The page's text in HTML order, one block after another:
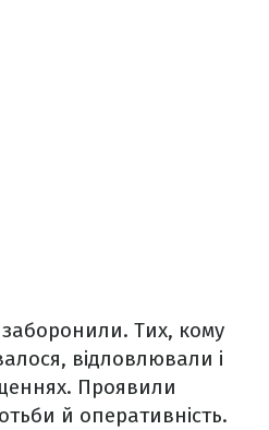
Тих, кому
відловлювали і
Проявили
й оперативність.